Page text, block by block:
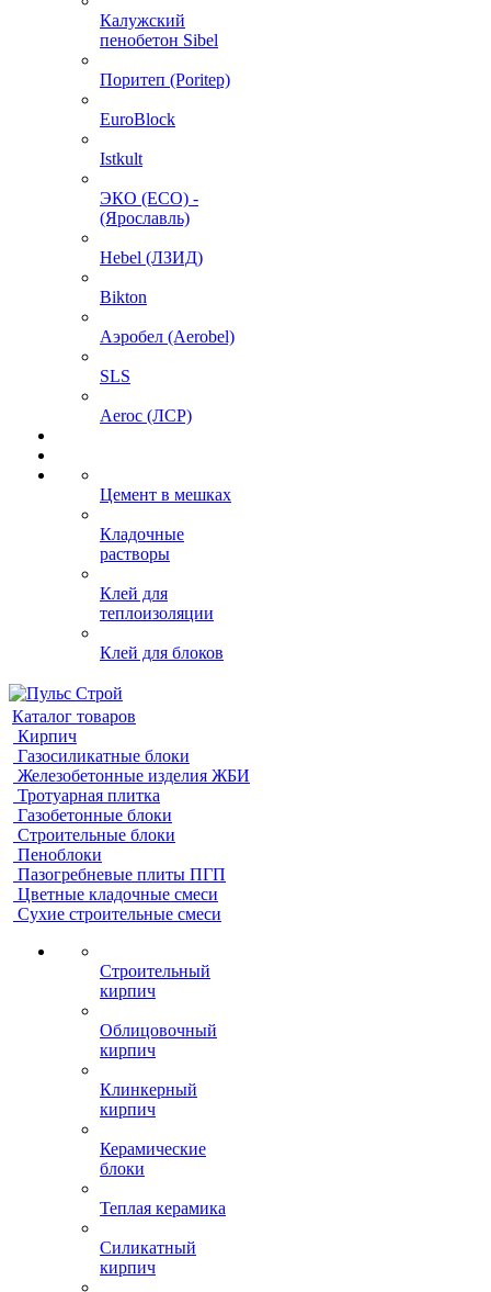
Калужский
пенобетон Sibel
Поритеп (Poritep)
EuroBlock
Istkult
ЭКО (ECO) -
(Ярославль)
Hebel (ЛЗИД)
Bikton
Аэробел (Aerobel)
SLS
Aeroc (ЛСР)
Цемент в мешках
Кладочные
растворы
Клей для
теплоизоляции
Клей для блоков
Каталог товаров
Кирпич
Газосиликатные блоки
Железобетонные изделия ЖБИ
Тротуарная плитка
Газобетонные блоки
Строительные блоки
Пеноблоки
Пазогребневые плиты ПГП
Цветные кладочные смеси
Сухие строительные смеси
Строительный
кирпич
Облицовочный
кирпич
Клинкерный
кирпич
Керамические
блоки
Теплая керамика
Силикатный
кирпич